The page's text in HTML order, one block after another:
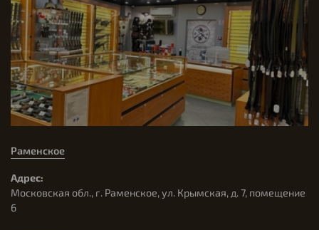
Раменское
Адрес:
Московская обл., г. Раменское, ул. Крымская, д. 7, помещение
6